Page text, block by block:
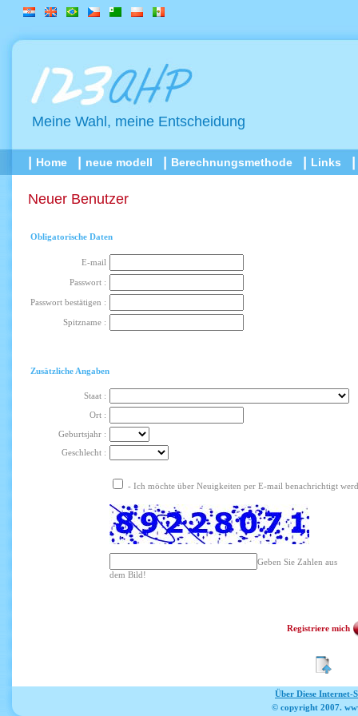
Meine Wahl, meine Entscheidung
Home neue modell Berechnungsmethode Links
Neuer Benutzer
Obligatorische Daten
E-mail
Passwort :
Passwort bestätigen :
Spitzname :
Zusätzliche Angaben
Staat :
Ort :
Geburtsjahr :
Geschlecht :
- Ich möchte über Neuigkeiten per E-mail benachrichtigt
Geben Sie Zahlen aus
dem Bild!
Registriere mich
Über Diese Internet-
© copyright 2007.